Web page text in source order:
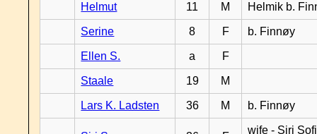
Helmut 11 M Helmik b.
Serine 8 F b. Finnøy
Ellen S. a F
Staale 19 M
Lars K. Ladsten 36 M b. Finnøy
wife - Siri